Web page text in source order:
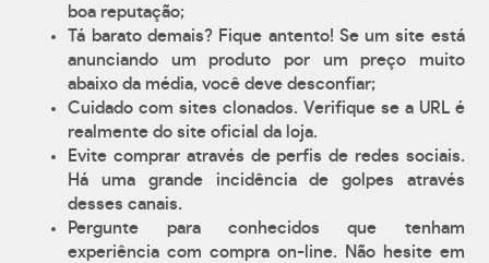
boa reputação;
Tá barato demais? Fique antento! Se um site está
anunciando um produto por um preço muito
abaixo da média, você deve desconfiar;
Cuidado com sites clonados. Verifique se a URL é
realmente do site oficial da loja.
Evite comprar através de perfis de redes sociais.
Há uma grande incidência de golpes através
desses canais.
Pergunte para conhecidos que tenham
experiência com compra on-line. Não hesite em